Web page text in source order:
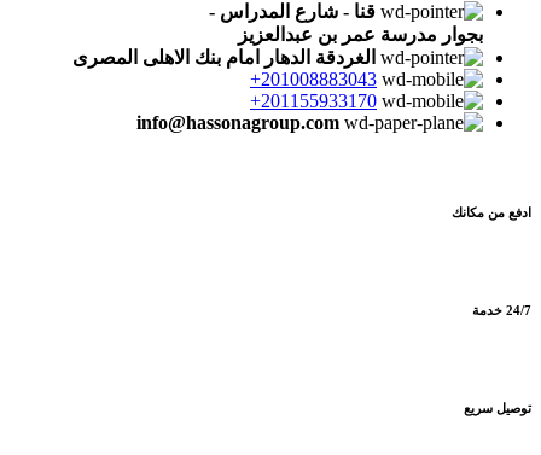
قنا - شارع المدراس -
بجوار مدرسة عمر بن عبدالعزيز
الغردقة الدهار امام بنك الاهلى المصرى
201008883043+
201155933170+
info@hassonagroup.com
ادفع من مكانك
24/7 خدمة
توصيل سريع